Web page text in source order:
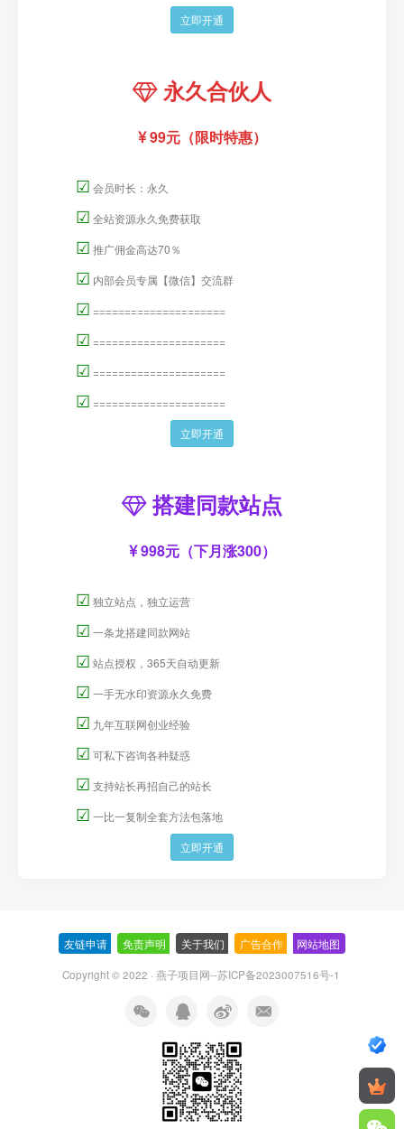
立即开通
永久合伙人
99元（限时特惠）
☑ 会员时长：永久
☑ 全站资源永久免费获取
☑ 推广佣金高达70％
☑ 内部会员专属【微信】交流群
☑ =====================
☑ =====================
☑ =====================
☑ =====================
立即开通
搭建同款站点
998元（下月涨300）
☑ 独立站点，独立运营
☑ 一条龙搭建同款网站
☑ 站点授权，365天自动更新
☑ 一手无水印资源永久免费
☑ 九年互联网创业经验
☑ 可私下咨询各种疑惑
☑ 支持站长再招自己的站长
☑ 一比一复制全套方法包落地
立即开通
友链申请 免责声明 关于我们 广告合作 网站地图
Copyright © 2022 · 燕子项目网--苏ICP备2023007516号-1